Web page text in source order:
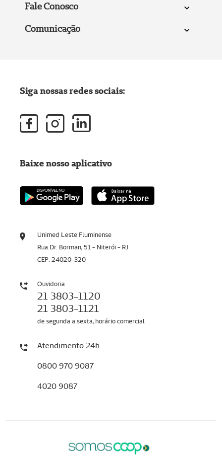
Fale Conosco
Comunicação
Unimed Leste Fluminense
Rua Dr. Borman, 51 - Niterói - RJ
CEP: 24020-320
Ouvidoria
21 3803-1120
21 3803-1121
de segunda a sexta, horário comercial
Atendimento 24h
0800 970 9087
4020 9087
Siga nossas redes sociais:
Baixe nosso aplicativo